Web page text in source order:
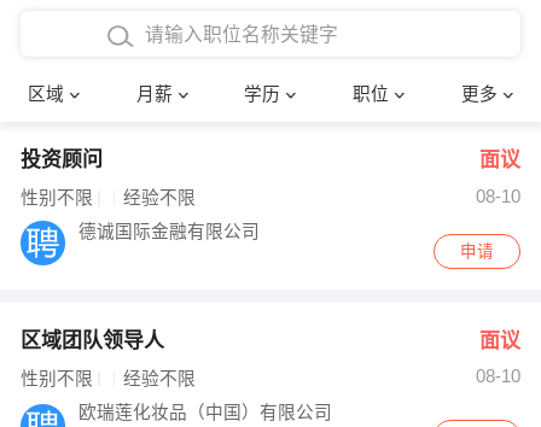
区域 月薪 学历 职位 更多
4000-5000元
8000-12000元
12000-20000元
博士
文员
财务会计
网络IT
快递员
确定
投资顾问 面议
性别不限 经验不限
08-10
德诚国际金融有限公司
申请
区域团队领导人 面议
性别不限 经验不限
08-10
欧瑞莲化妆品（中国）有限公司